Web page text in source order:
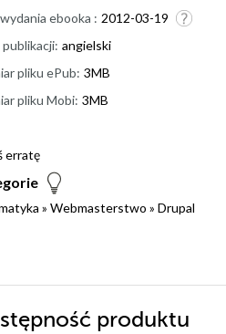
ebooka : 2012-03-19
publikacji: angielski
pliku ePub: 3MB
pliku Mobi: 3MB
erratę
» Webmasterstwo » Drupal
produktu